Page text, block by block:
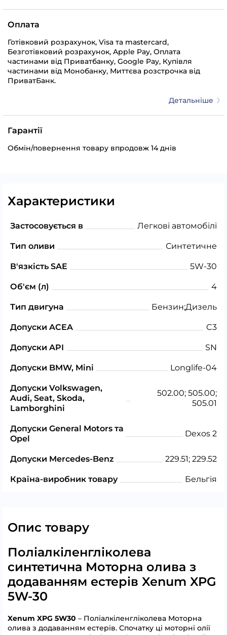
Оплата
Готівковий розрахунок, Visa та mastercard,
Безготівковий розрахунок, Apple Pay, Оплата
частинами від Приватбанку, Google Pay, Купівля
частинами від Монобанку, Миттєва розстрочка від
ПриватБанк.
Детальніше
Гарантії
Обмін/повернення товару впродовж 14 днів
Характеристики
Застосовується в Легкові автомобілі
Тип оливи Синтетичне
В'язкість SAE 5W-30
Об'єм (л) 4
Тип двигуна Бензин;Дизель
Допуски ACEA C3
Допуски API SN
Допуски BMW, Mini Longlife-04
Допуски Volkswagen,
Audi, Seat, Skoda,
Lamborghini
502.00; 505.00;
505.01
Допуски General Motors та
Opel
Dexos 2
Допуски Mercedes-Benz 229.51; 229.52
Країна-виробник товару Бельгія
Опис товару
Поліалкіленгліколева
синтетична Моторна олива з
додаванням естерів Xenum XPG
5W-30
Xenum XPG 5W30 – Поліалкіленгліколева Моторна
олива з додаванням естерів. Спочатку ці моторні олії